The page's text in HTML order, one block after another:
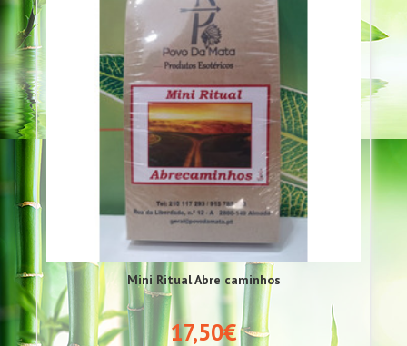
Mini Ritual Abre caminhos
17,50€